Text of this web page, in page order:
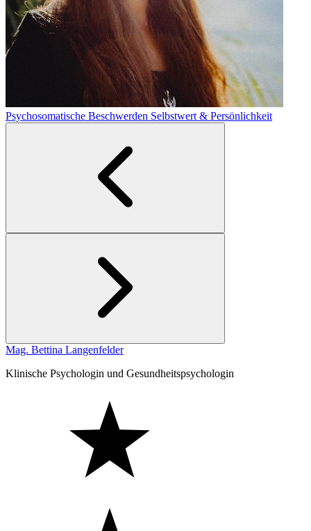
Psychosomatische Beschwerden Selbstwert & Persönlichkeit
Mag. Bettina Langenfelder
Klinische Psychologin und Gesundheitspsychologin